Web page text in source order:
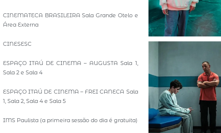
CINEMATECA BRASILEIRA Sala Grande Otelo e
Área Externa
CINESESC
ESPAÇO ITAÚ DE CINEMA – AUGUSTA Sala 1,
Sala 2 e Sala 4
ESPAÇO ITAÚ DE CINEMA – FREI CANECA Sala
1, Sala 2, Sala 4 e Sala 5
IMS Paulista (a primeira sessão do dia é gratuita)